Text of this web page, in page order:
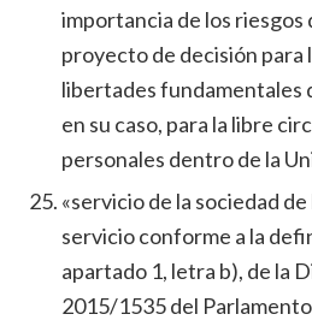
importancia de los riesgos
proyecto de decisión para
libertades fundamentales
en su caso, para la libre
personales dentro de la
«servicio de la sociedad
servicio conforme a la
apartado 1, letra b), de la
2015/1535 del